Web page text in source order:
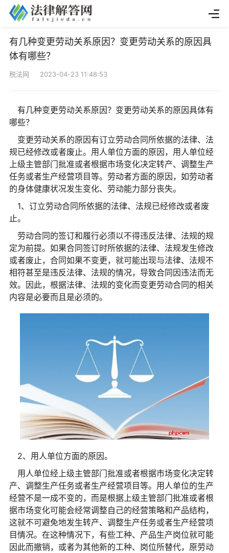
有几种变更劳动关系原因？变更劳动关系的原因具
体有哪些？
税法网 2023-04-23 11:48:53
有几种变更劳动关系原因？变更劳动关系的原因具体有
哪些？
变更劳动关系的原因有订立劳动合同所依据的法律、法
规已经修改或者废止。用人单位方面的原因，用人单位经
上级主管部门批准或者根据市场变化决定转产、调整生产
任务或者生产经营项目等。劳动者方面的原因，如劳动者
的身体健康状况发生变化、劳动能力部分丧失。
1、订立劳动合同所依据的法律、法规已经修改或者废
止。
劳动合同的签订和履行必须以不得违反法律、法规的规
定为前提。如果合同签订时所依据的法律、法规发生修改
或者废止，合同如果不变更，就可能出现与法律、法规不
相符甚至是违反法律、法规的情况，导致合同因违法而无
效。因此，根据法律、法规的变化而变更劳动合同的相关
内容是必要而且是必须的。
2、用人单位方面的原因。
用人单位经上级主管部门批准或者根据市场变化决定转
产、调整生产任务或者生产经营项目等。用人单位的生产
经营不是一成不变的，而是根据上级主管部门批准或者根
据市场变化可能会经常调整自己的经营策略和产品结构，
这就不可避免地发生转产、调整生产任务或者生产经营项
目情况。在这种情况下，有些工种、产品生产岗位就可能
因此而撤销，或者为其他新的工种、岗位所替代，原劳动